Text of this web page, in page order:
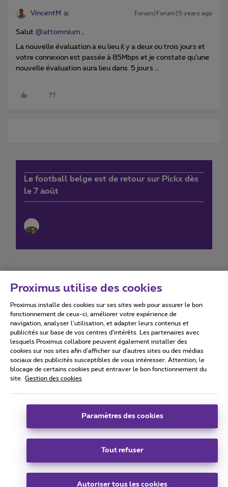
VincentM Forum|Forum|5 years ago
Salut @attomnium ,
La nouvelle évaluation a eu lieu il y a deux ou trois jours et
votre connexion est passée à 85Mbps et je constate qu’une
nouvelle évaluation aura lieu dans 5 jours …
Le football belge est de retour sur Pickx dès
le 7 août
Conditions d'utilisation Accessibility statement
Tous droits réservés. © 2026 Proximus
Conditions générales, info consommateur
Coordonnées de l’entreprise
Boulevard du Roi Albert II 27 - B-1030 Bruxelles.
Carrier & Wholesale Solutions
Proximus utilise des cookies
Proximus installe des cookies sur ses sites web pour assurer le bon
fonctionnement de ceux-ci, améliorer votre expérience de
navigation, analyser l’utilisation, et adapter leurs contenus et
publicités sur base de vos centres d’intérêts. Les partenaires avec
lesquels Proximus collabore peuvent également installer des
cookies sur nos sites afin d’afficher sur d'autres sites ou des médias
sociaux des publicités susceptibles de vous intéresser. Attention, le
blocage de certains cookies peut entraver le bon fonctionnement du
site.
Gestion des cookies
Paramètres des cookies
Tout refuser
Autoriser tous les cookies